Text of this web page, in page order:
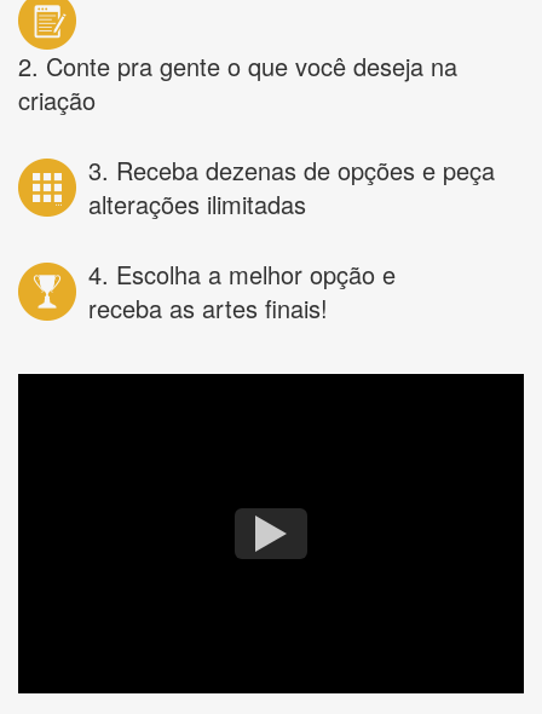
2. Conte pra gente o que você deseja na
criação
3. Receba dezenas de opções e peça
alterações ilimitadas
4. Escolha a melhor opção e
receba as artes finais!